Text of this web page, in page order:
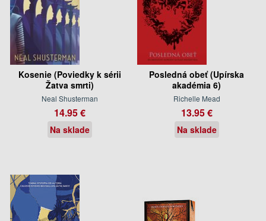
Kosenie (Poviedky k sérii
Žatva smrti)
Neal Shusterman
14.95 €
Na sklade
Posledná obeť (Upírska
akadémia 6)
Richelle Mead
13.95 €
Na sklade